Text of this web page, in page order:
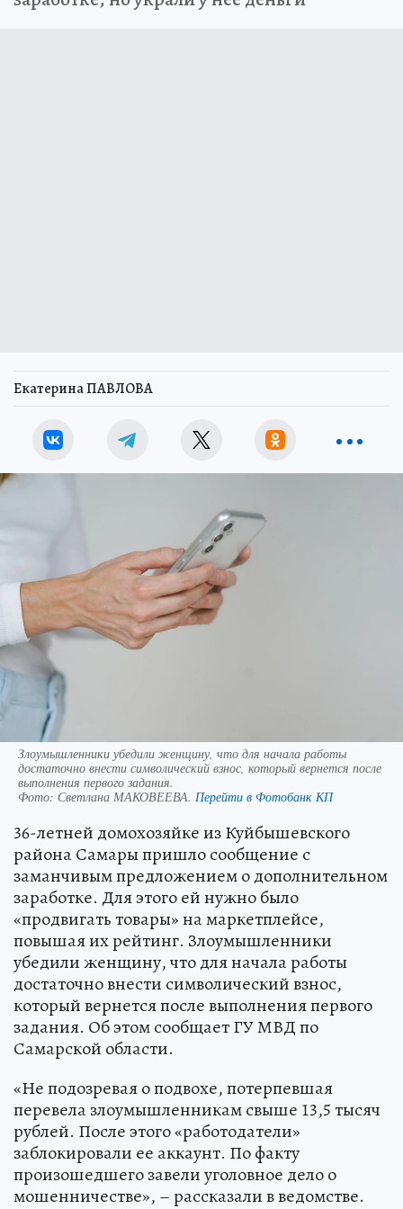
Екатерина ПАВЛОВА
Злоумышленники убедили женщину, что для начала работы
достаточно внести символический взнос, который вернется после
выполнения первого задания.
Фото: Светлана МАКОВЕЕВА. Перейти в Фотобанк КП
36-летней домохозяйке из Куйбышевского
района Самары пришло сообщение с
заманчивым предложением о дополнительном
заработке. Для этого ей нужно было
«продвигать товары» на маркетплейсе,
повышая их рейтинг. Злоумышленники
убедили женщину, что для начала работы
достаточно внести символический взнос,
который вернется после выполнения первого
задания. Об этом сообщает ГУ МВД по
Самарской области.
«Не подозревая о подвохе, потерпевшая
перевела злоумышленникам свыше 13,5 тысяч
рублей. После этого «работодатели»
заблокировали ее аккаунт. По факту
произошедшего завели уголовное дело о
мошенничестве», – рассказали в ведомстве.